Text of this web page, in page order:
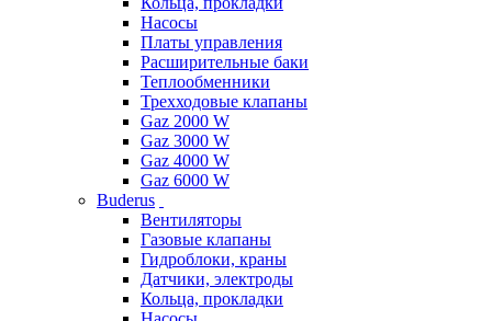
Насосы
Платы управления
Расширительные баки
Теплообменники
Трехходовые клапаны
Gaz 2000 W
Gaz 3000 W
Gaz 4000 W
Gaz 6000 W
Buderus
Вентиляторы
Газовые клапаны
Гидроблоки, краны
Датчики, электроды
Кольца, прокладки